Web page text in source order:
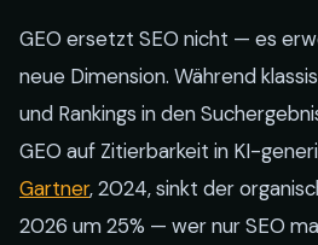
GEO ersetzt SEO nicht — es
neue Dimension. Während
und Rankings in den
GEO auf Zitierbarkeit in KI-
Gartner, 2024, sinkt der
2026 um 25% — wer nur SEO